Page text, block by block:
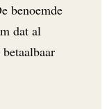
benoemde
dat al